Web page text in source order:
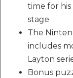
time for
stage
The
includes
Layton
Bonus